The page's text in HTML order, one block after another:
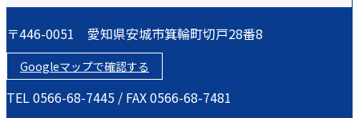
〒446-0051 愛知県安城市箕輪町切戸28番8
Googleマップで確認する
TEL 0566-68-7445 / FAX 0566-68-7481